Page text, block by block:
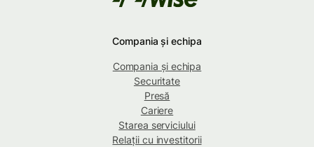
Compania și echipa
Compania și echipa
Securitate
Presă
Cariere
Starea serviciului
Relații cu investitorii